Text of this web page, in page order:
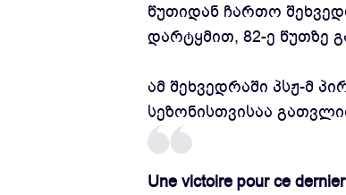
წუთიდან ჩართო
დარტყმით, 82-ე წუთზე
ამ შეხვედრაში პსჟ-მ
სეზონისთვისაა
Une victoire pour ce